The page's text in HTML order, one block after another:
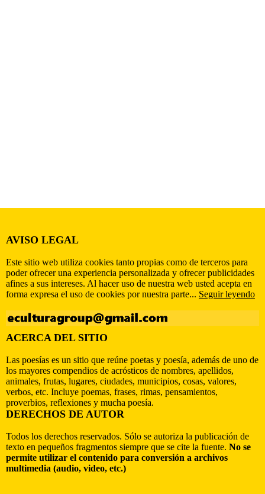
AVISO LEGAL
Este sitio web utiliza cookies tanto propias como de terceros para
poder ofrecer una experiencia personalizada y ofrecer publicidades
afines a sus intereses. Al hacer uso de nuestra web usted acepta en
forma expresa el uso de cookies por nuestra parte... Seguir leyendo
ACERCA DEL SITIO
Las poesías es un sitio que reúne poetas y poesía, además de uno de
los mayores compendios de acrósticos de nombres, apellidos,
animales, frutas, lugares, ciudades, municipios, cosas, valores,
verbos, etc. Incluye poemas, frases, rimas, pensamientos,
proverbios, reflexiones y mucha poesía.
DERECHOS DE AUTOR
Todos los derechos reservados. Sólo se autoriza la publicación de
texto en pequeños fragmentos siempre que se cite la fuente. No se
permite utilizar el contenido para conversión a archivos
multimedia (audio, video, etc.)